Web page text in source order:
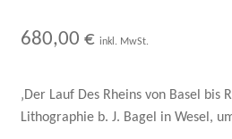
Impressum
Mein Konto
680,00 € inkl. MwSt.
‚Der Lauf Des Rheins von Basel bis
Lithographie b. J. Bagel in Wesel,